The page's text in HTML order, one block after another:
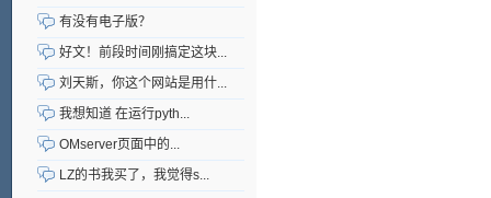
有没有电子版？
好文！前段时间刚搞定这块...
刘天斯，你这个网站是用什...
我想知道 在运行pyth...
OMserver页面中的...
LZ的书我买了，我觉得s...